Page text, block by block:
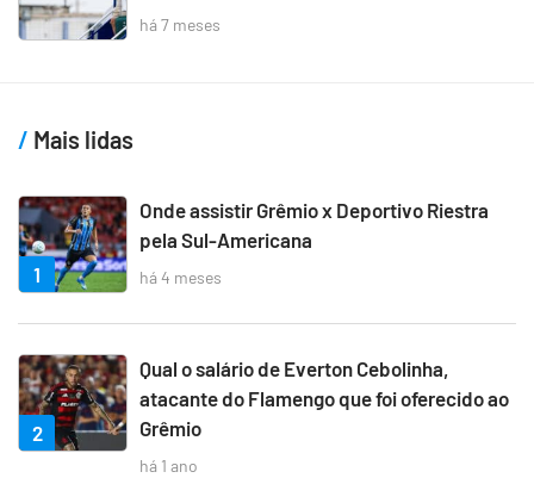
há 7 meses
Mais lidas
1
Onde assistir Grêmio x Deportivo Riestra
pela Sul-Americana
há 4 meses
2
Qual o salário de Everton Cebolinha,
atacante do Flamengo que foi oferecido ao
Grêmio
há 1 ano